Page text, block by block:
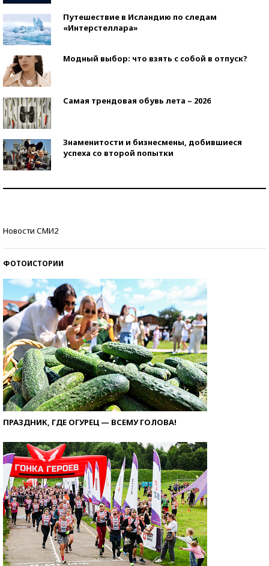
Путешествие в Исландию по следам
«Интерстеллара»
Модный выбор: что взять с собой в отпуск?
Самая трендовая обувь лета – 2026
Знаменитости и бизнесмены, добившиеся
успеха со второй попытки
Новости СМИ2
ФОТОИСТОРИИ
ПРАЗДНИК, ГДЕ ОГУРЕЦ — ВСЕМУ ГОЛОВА!